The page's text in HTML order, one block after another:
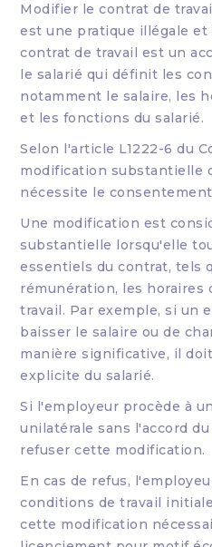
Modifier le contrat de
est une pratique illégale
contrat de travail est un
le salarié qui définit les
notamment le salaire, les
et les fonctions du salarié.
Selon l'article L1222-6 du
modification substantielle
nécessite le
Une modification est
substantielle lorsqu'elle
essentiels du contrat, tels
rémunération, les horaires
travail. Par exemple, si un
baisser le salaire ou de
manière significative, il
explicite du salarié.
Si l'employeur procède à
unilatérale sans l'accord
refuser cette modification.
En cas de refus,
conditions de travail
cette modification